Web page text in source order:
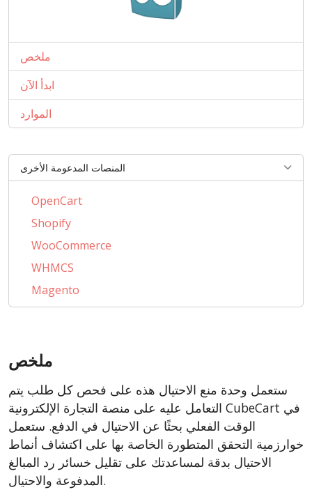
ملخص
ابدأ الآن
الموارد
المنصات المدعومة الأخرى
OpenCart
Shopify
WooCommerce
WHMCS
Magento
PrestaShop
AbanteCart
ZenCart
PinnacleCart
FoxyCart
Easy Digital Downloads
nopCommerce
ملخص
ستعمل وحدة منع الاحتيال هذه على فحص كل طلب يتم
التعامل عليه على منصة التجارة الإلكترونية CubeCart في
الوقت الفعلي بحثًا عن الاحتيال في الدفع. ستعمل
خوارزمية التحقق المتطورة الخاصة بها على اكتشاف أنماط
الاحتيال بدقة لمساعدتك على تقليل خسائر رد المبالغ
المدفوعة والاحتيال.